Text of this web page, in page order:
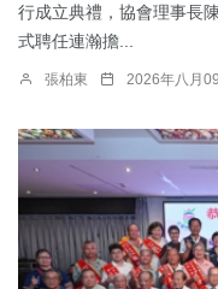
行成立典禮，協會理事長
式聘任連瀚擔...
張柏東 2026年八月